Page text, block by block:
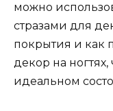
можно
стразами для
покрытия и как
декор на
идеальном